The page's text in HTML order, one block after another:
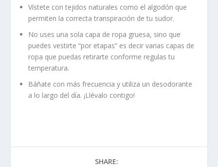
Vístete con tejidos naturales como el algodón que
permiten la correcta transpiración de tu sudor.
No uses una sola capa de ropa gruesa, sino que
puedes vestirte “por etapas” es decir varias capas de
ropa que puedas retirarte conforme regulas tu
temperatura.
Báñate con más frecuencia y utiliza un desodorante
a lo largo del día. ¡Llévalo contigo!
SHARE: